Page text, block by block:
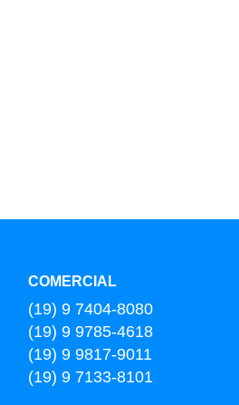
COMERCIAL
(19) 9 7404-8080
(19) 9 9785-4618
(19) 9 9817-9011
(19) 9 7133-8101